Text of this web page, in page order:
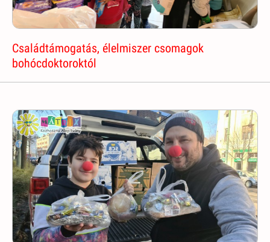
Családtámogatás, élelmiszer csomagok
bohócdoktoroktól